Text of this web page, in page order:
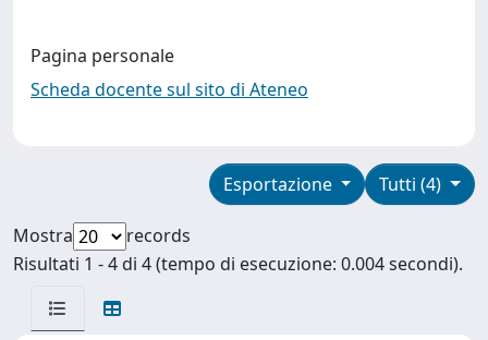
Pagina personale
Scheda docente sul sito di Ateneo
Tutti (4)
Esportazione
Mostra
records
Risultati 1 - 4 di 4 (tempo di esecuzione: 0.004 secondi).